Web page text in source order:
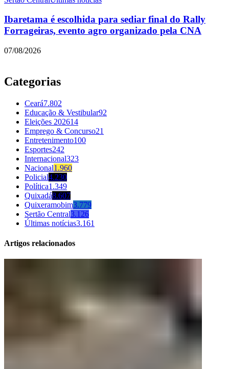
Ibaretama é escolhida para sediar final do Rally
Forrageiras, evento agro organizado pela CNA
07/08/2026
Categorias
Ceará7.802
Educação & Vestibular92
Eleições 202614
Emprego & Concurso21
Entretenimento100
Esportes242
Internacional323
Nacional1.960
Policial4.230
Política1.349
Quixadá8.607
Quixeramobim3.779
Sertão Central3.126
Últimas notícias3.161
Artigos relacionados